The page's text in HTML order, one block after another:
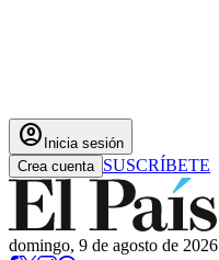
account_circle Inicia sesión
Crea cuenta SUSCRÍBETE
domingo, 9 de agosto de 2026